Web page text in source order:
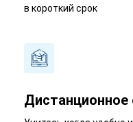
в короткий срок
Дистанционное